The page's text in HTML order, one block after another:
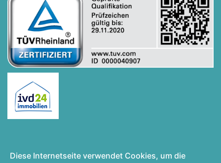
Diese Internetseite verwendet Cookies, um die